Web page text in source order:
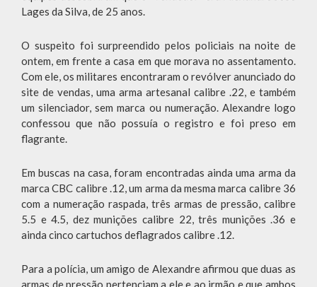
Lages da Silva, de 25 anos.
O suspeito foi surpreendido pelos policiais na noite de
ontem, em frente a casa em que morava no assentamento.
Com ele, os militares encontraram o revólver anunciado do
site de vendas, uma arma artesanal calibre .22, e também
um silenciador, sem marca ou numeração. Alexandre logo
confessou que não possuía o registro e foi preso em
flagrante.
Em buscas na casa, foram encontradas ainda uma arma da
marca CBC calibre .12, um arma da mesma marca calibre 36
com a numeração raspada, três armas de pressão, calibre
5.5 e 4.5, dez munições calibre 22, três munições .36 e
ainda cinco cartuchos deflagrados calibre .12.
Para a polícia, um amigo de Alexandre afirmou que duas as